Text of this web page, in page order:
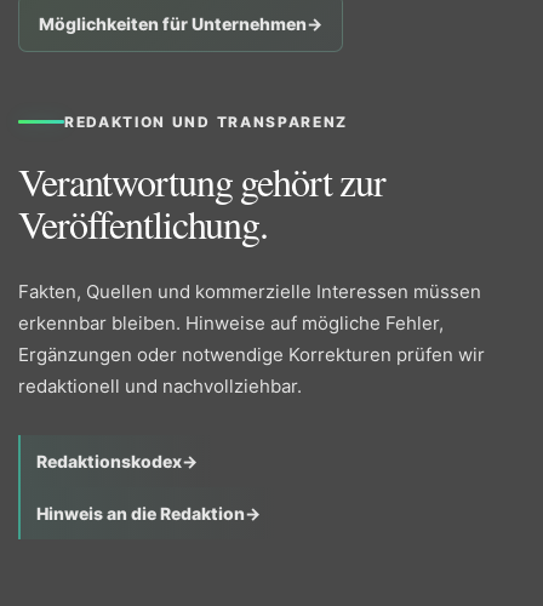
Möglichkeiten für Unternehmen→
REDAKTION UND TRANSPARENZ
Verantwortung gehört zur
Veröffentlichung.
Fakten, Quellen und kommerzielle Interessen müssen
erkennbar bleiben. Hinweise auf mögliche Fehler,
Ergänzungen oder notwendige Korrekturen prüfen wir
redaktionell und nachvollziehbar.
Redaktionskodex→
Hinweis an die Redaktion→